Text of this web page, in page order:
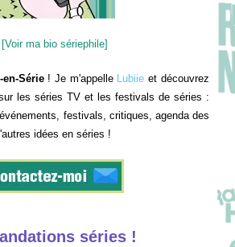
[Voir ma bio sériephile]
en-Série! Je m'appelle Lubiie et découvrez
les séries TV et les festivals de séries :
festivals, critiques, agenda des
idées en séries !
séries !